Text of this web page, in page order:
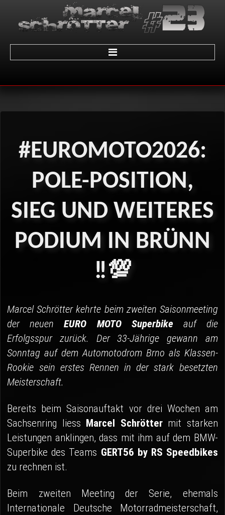
Home
Galerie
02 - Sachsenring
03 - Brünn
04 - Spa
Fanshop
#EUROMOTO2026:
POLE-POSITION,
SIEG UND WEITERES
PODIUM IN BRÜNN
‼️💯
Marcel Schrötter kehrte beim zweiten Saisonmeeting
der neuenEURO MOTO Superbike auf die
Erfolgsspur zurück. Der 33-Jährige gewann am
Sonntag auf dem Automotodrom Brno als Klassen-
Rookie sein erstes Rennen in der stark besetzten
Meisterschaft.
Bereits beim Saisonauftakt vor drei Wochen am
Sachsenring liess Marcel Schröttermit starken
Leistungen anklingen, dass mit ihm auf dem BMW-
Superbike des Teams GERT56 by RS Speedbikes
zu rechnen ist.
Beim zweiten Meeting der Serie, ehemals
Internationale Deutsche Motorradmeisterschaft,